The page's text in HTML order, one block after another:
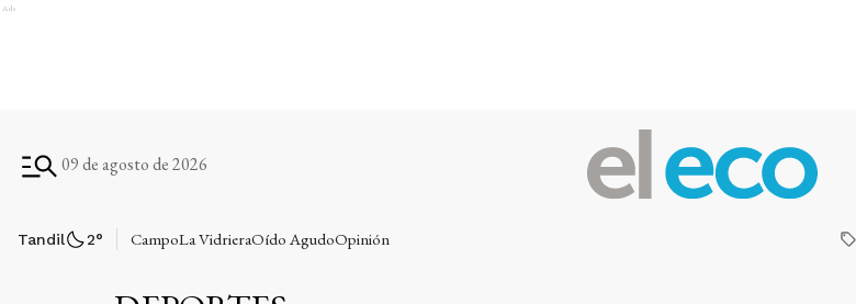
Ads
09 de agosto de 2026
Tandil 2° CampoLa VidrieraOído AgudoOpinión